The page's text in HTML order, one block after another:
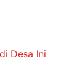
Desa Ini